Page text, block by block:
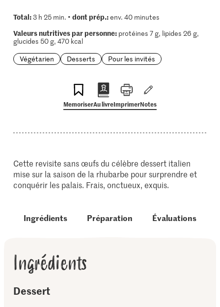
Total:3 h 25 min. • dont prép.:env. 40 minutes
Valeurs nutritives par personne:protéines 7 g, lipides 26 g,
glucides 50 g, 470 kcal
Végétarien
Desserts Pour les invités
MemoriserAu livreImprimerNotes
Cette revisite sans œufs du célèbre dessert italien
mise sur la saison de la rhubarbe pour surprendre et
conquérir les palais. Frais, onctueux, exquis.
Ingrédients Préparation Évaluations
Ingrédients
Dessert